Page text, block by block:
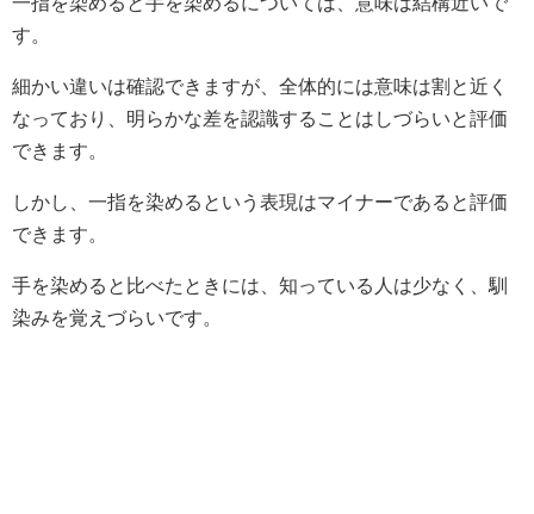
す。
細かい違いは確認できますが、全体的には意味は割と近く
なっており、明らかな差を認識することはしづらいと評価
できます。
しかし、一指を染めるという表現はマイナーであると評価
できます。
手を染めると比べたときには、知っている人は少なく、馴
染みを覚えづらいです。